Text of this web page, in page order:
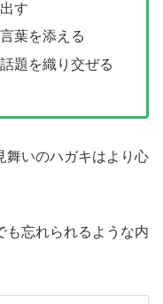
す
葉を添える
題を織り交ぜる
舞いのハガキはより心
も忘れられるような内